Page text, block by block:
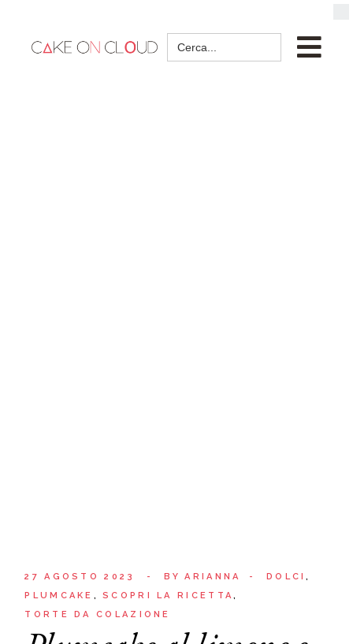
Search
for:
27 AGOSTO 2023 BY ARIANNA
DOLCI
PLUMCAKE
SCOPRI LA RICETTA
TORTE DA COLAZIONE